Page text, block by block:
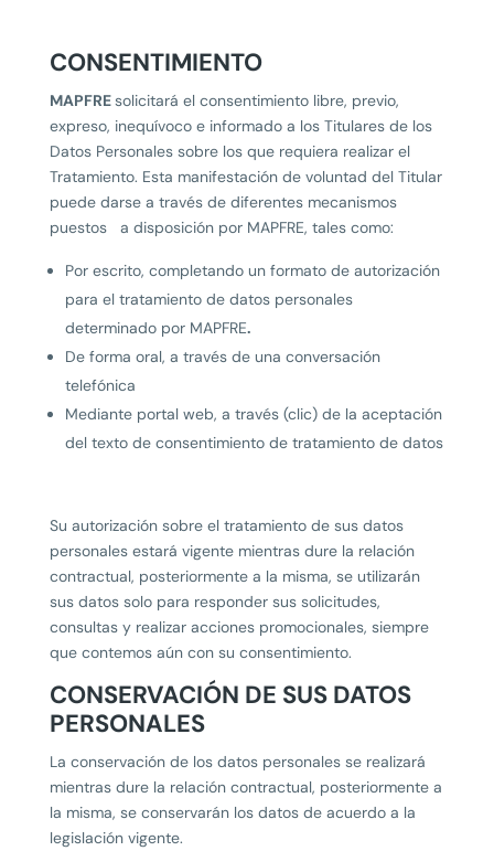
CONSENTIMIENTO
MAPFREsolicitará el consentimiento libre, previo,
expreso, inequívoco e informado a los Titulares de los
Datos Personales sobre los que requiera realizar el
Tratamiento. Esta manifestación de voluntad del Titular
puede darse a través de diferentes mecanismos
puestos a disposición por MAPFRE, tales como:
Por escrito, completando un formato de autorización
para el tratamiento de datos personales
determinado por MAPFRE.
De forma oral, a través de una conversación
telefónica
Mediante portal web, a través (clic) de la aceptación
del texto de consentimiento de tratamiento de datos
Su autorización sobre el tratamiento de sus datos
personales estará vigente mientras dure la relación
contractual, posteriormente a la misma, se utilizarán
sus datos solo para responder sus solicitudes,
consultas y realizar acciones promocionales, siempre
que contemos aún con su consentimiento.
CONSERVACIÓN DE SUS DATOS
PERSONALES
La conservación de los datos personales se realizará
mientras dure la relación contractual, posteriormente a
la misma, se conservarán los datos de acuerdo a la
legislación vigente.